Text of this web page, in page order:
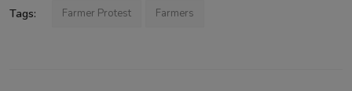
Tags: Farmer Protest Farmers